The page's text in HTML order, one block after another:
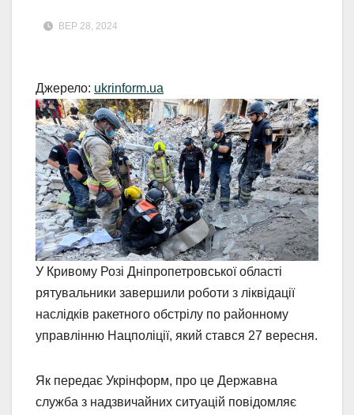
ВЕР 28, 2024
Джерело: ukrinform.ua
У Кривому Розі Дніпропетровської області
рятувальники завершили роботи з ліквідації
наслідків ракетного обстрілу по районному
управлінню Нацполіції, який стався 27 вересня.
Як передає Укрінформ, про це Державна
служба з надзвичайних ситуацій повідомляє